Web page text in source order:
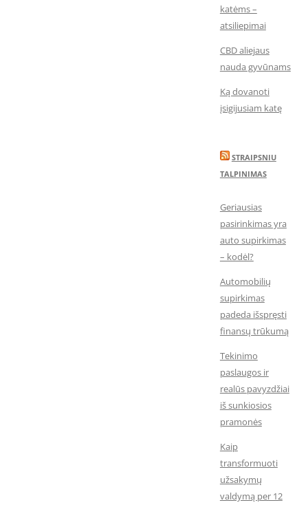
katėms –
atsiliepimai
CBD aliejaus
nauda gyvūnams
Ką dovanoti
įsigijusiam katę
STRAIPSNIU
TALPINIMAS
Geriausias
pasirinkimas yra
auto supirkimas
– kodėl?
Automobilių
supirkimas
padeda išspręsti
finansų trūkumą
Tekinimo
paslaugos ir
realūs pavyzdžiai
iš sunkiosios
pramonės
Kaip
transformuoti
užsakymų
valdymą per 12